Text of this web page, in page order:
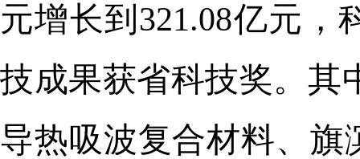
元增长到321.08亿元
技成果获省科技奖。其
导热吸波复合材料、